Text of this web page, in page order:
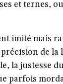
et ternes,
imité mais
de la
la justesse
parfois